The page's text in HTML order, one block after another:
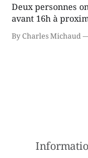
Deux personnes
avant 16h à
le secteur
victimes aurait été
By Charles Michaud